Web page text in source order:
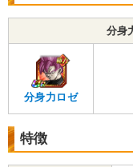
分身
分身力ロゼ
特徴